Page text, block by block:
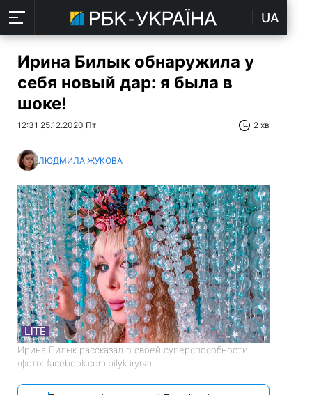
UA
Ирина Билык обнаружила у
себя новый дар: я была в
шоке!
12:31 25.12.2020 Пт 2 хв
ЛЮДМИЛА ЖУКОВА
Ирина Билык рассказал о своей суперспособности
(фото: facebook.com.bilyk iryna)